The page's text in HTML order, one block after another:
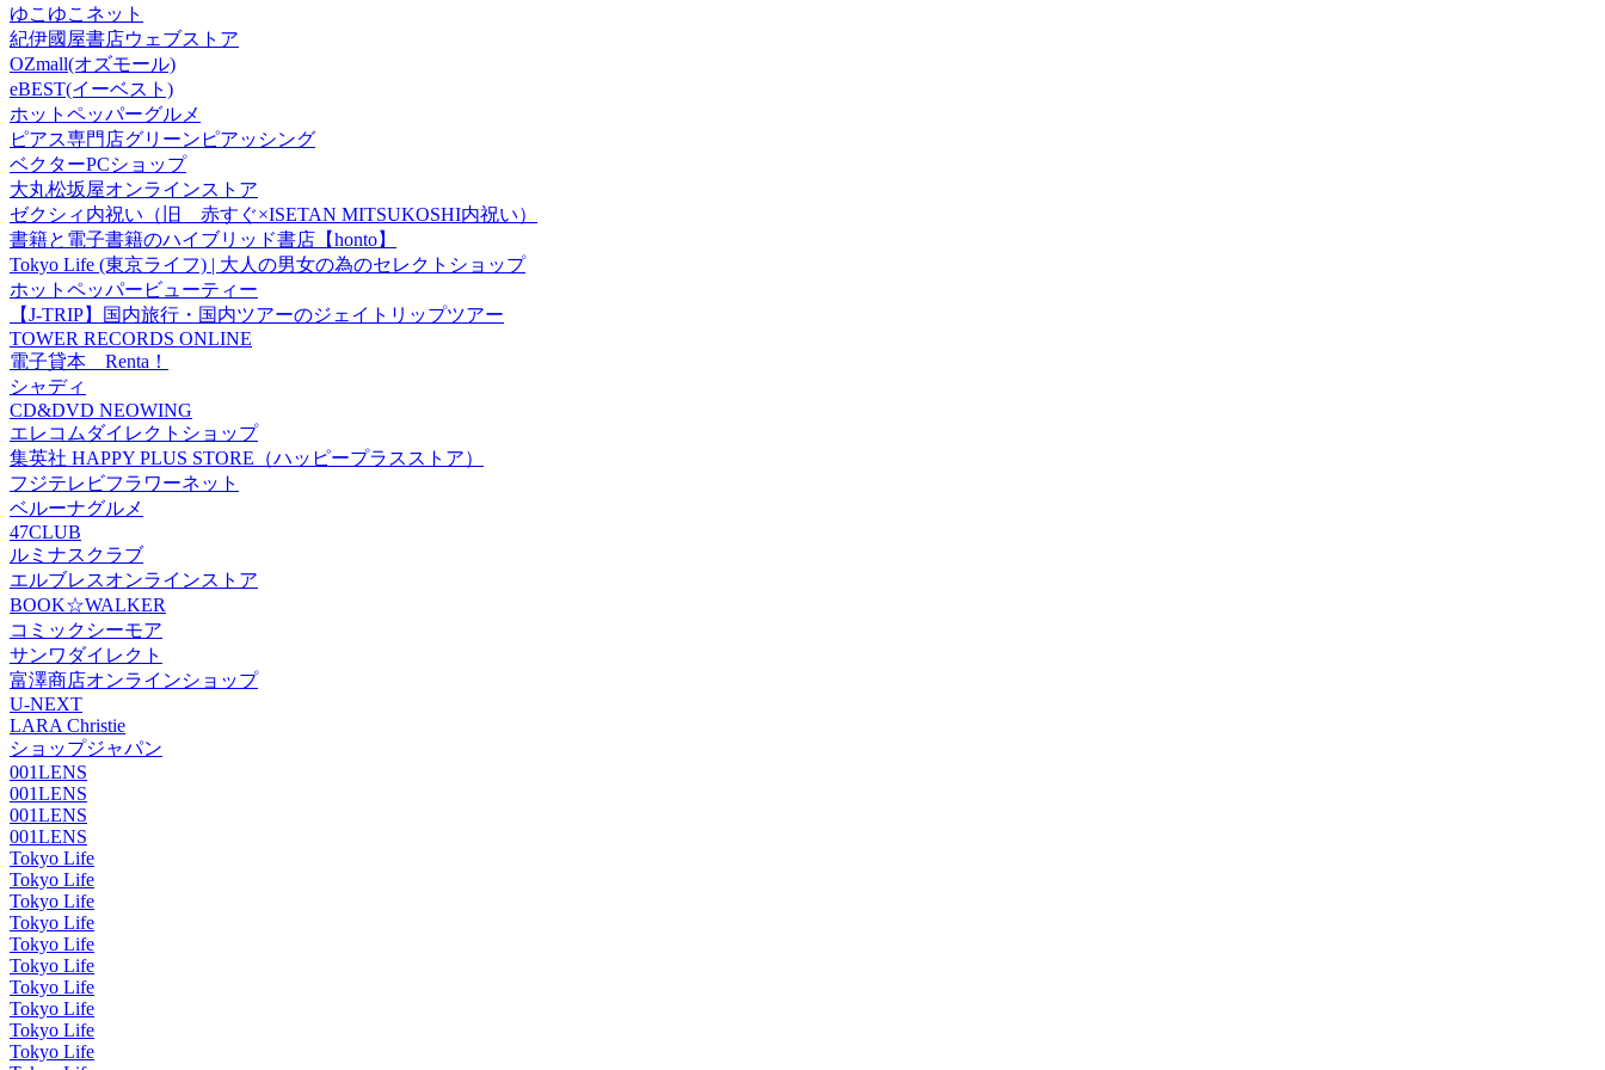
ゆこゆこネット
紀伊國屋書店ウェブストア
OZmall(オズモール)
eBEST(イーベスト)
ホットペッパーグルメ
ピアス専門店グリーンピアッシング
ベクターPCショップ
大丸松坂屋オンラインストア
ゼクシィ内祝い（旧 赤すぐ×ISETAN MITSUKOSHI内祝い）
書籍と電子書籍のハイブリッド書店【honto】
Tokyo Life (東京ライフ) | 大人の男女の為のセレクトショップ
ホットペッパービューティー
【J-TRIP】国内旅行・国内ツアーのジェイトリップツアー
TOWER RECORDS ONLINE
電子貸本 Renta！
シャディ
CD&DVD NEOWING
エレコムダイレクトショップ
集英社 HAPPY PLUS STORE（ハッピープラスストア）
フジテレビフラワーネット
ベルーナグルメ
47CLUB
ルミナスクラブ
エルブレスオンラインストア
BOOK☆WALKER
コミックシーモア
サンワダイレクト
富澤商店オンラインショップ
U-NEXT
LARA Christie
ショップジャパン
001LENS
001LENS
001LENS
001LENS
Tokyo Life
Tokyo Life
Tokyo Life
Tokyo Life
Tokyo Life
Tokyo Life
Tokyo Life
Tokyo Life
Tokyo Life
Tokyo Life